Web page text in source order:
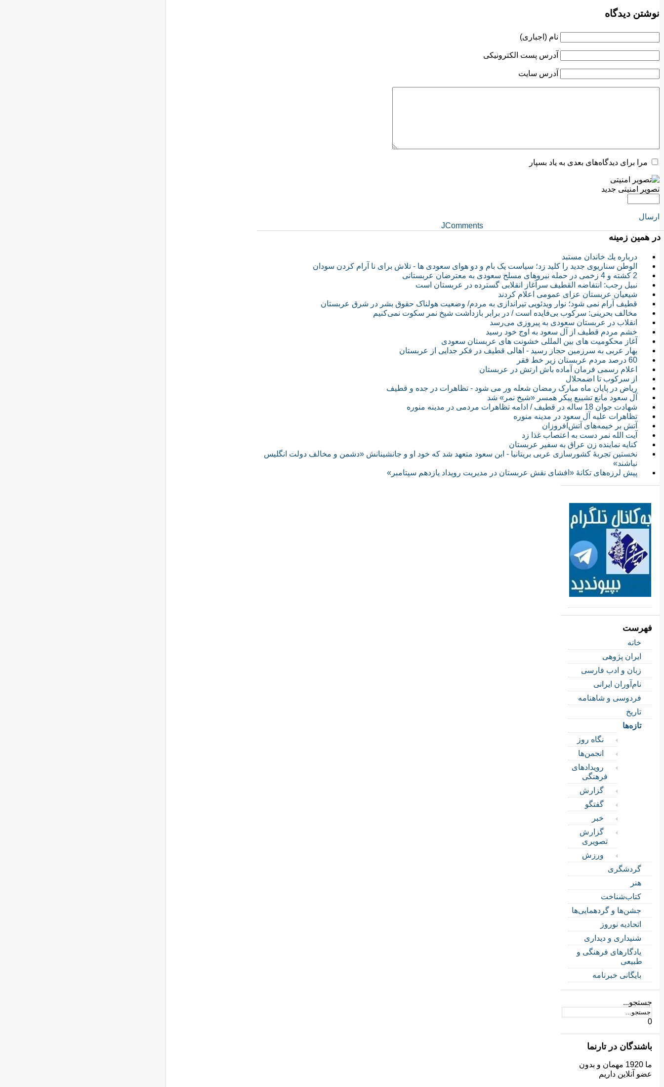
نوشتن دیدگاه
نام (اجباری)
آدرس پست الکترونیکی
آدرس سایت
مرا برای دیدگاه‌های بعدی به یاد بسپار
تصویر امنیتی جدید
ارسال
JComments
در همین زمینه
درباره یك خاندان مستبد
الوطن سناریوی جدید را کلید زد؛ سیاست یک بام و دو هوای سعودی ها - تلاش برای نا آرام کردن سودان
2 کشته و 4 زخمی در حمله نیروهای مسلح سعودی به معترضان عربستانی
نبیل رجب: انتفاضه القطیف سرآغاز انقلابی گسترده در عربستان است
شیعیان عربستان عزای عمومی اعلام کردند
قطیف آرام نمی شود؛ نوار ویدئویی تیراندازی به مردم/ وضعیت هولناک حقوق بشر در شرق عربستان
مخالف بحرینی: سرکوب بی‌فایده است / در برابر بازداشت شیخ نمر سکوت نمی‌کنیم
انقلاب در عربستان سعودی به پیروزی می‌رسد
خشم مردم قطیف از آل سعود به اوج خود رسید
آغاز محکومیت های بین المللی خشونت های عربستان سعودی
بهار عربی به سرزمین حجاز رسید - اهالی قطیف در فکر جدایی از عربستان
60 درصد مردم عربستان زیر خط فقر
اعلام رسمی فرمان آماده باش ارتش در عربستان
از سرکوب تا اضمحلال
ریاض در پایان ماه مبارک رمضان شعله ور می شود - تظاهرات در جده و قطیف
آل سعود مانع تشییع پیکر همسر «شیخ نمر» شد
شهادت جوان 18 ساله در قطیف / ادامه تظاهرات مردمی در مدینه منوره
تظاهرات علیه آل سعود در مدینه منوره
آتش بر خیمه‌های آتش‌افروزان
آیت الله نمر دست به اعتصاب غذا زد
کنایه نماینده زن عراق به سفیر عربستان
نخستین تجربهٔ کشورسازی عربی بریتانیا - ابن سعود متعهد شد که خود او و جانشینانش «دشمن و مخالف دولت انگلیس
نباشند»
پیش لرزه‌های تکانهٔ «افشای نقش عربستان در مدیریت رویداد یازدهم سپتامبر»
فهرست
خانه
ایران پژوهی
زبان و ادب فارسی
نام‌آوران ایرانی
فردوسی و شاهنامه
تاریخ
تازه‌ها
نگاه روز
انجمن‌ها
رویدادهای
فرهنگی
گزارش
گفتگو
خبر
گزارش
تصویری
ورزش
گردشگری
هنر
کتاب‌شناخت
جشن‌ها و گردهمایی‌ها
اتحادیه نوروز
شنیداری و دیداری
یادگارهای فرهنگی و
طبیعی
بایگانی خبرنامه
جستجو...
0
باشندگان در تارنما
ما 1920 مهمان و بدون
عضو آنلاین داریم